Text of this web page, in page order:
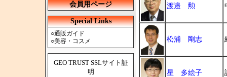
会員用ページ
Special Links
○通販ガイド
○美容・コスメ
GEO TRUST SSLサイト証
明
渡邉 勲
松浦 剛志
星 多絵子